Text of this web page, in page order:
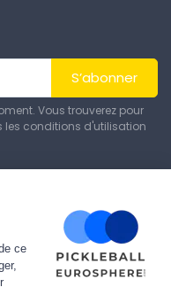
S’abonner
Vous trouverez pour
conditions d'utilisation
Theme PrestaShop